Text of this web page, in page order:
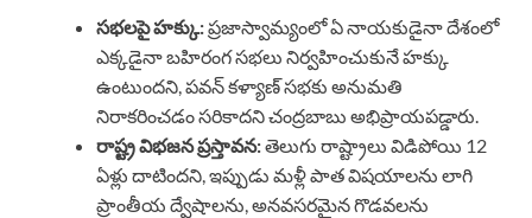
సభలపై హక్కు:ప్రజాస్వామ్యంలో ఏ నాయకుడైనా దేశంలో
ఎక్కడైనా బహిరంగ సభలు నిర్వహించుకునే హక్కు
ఉంటుందని, పవన్ కళ్యాణ్ సభకు అనుమతి
నిరాకరించడం సరికాదని చంద్రబాబు అభిప్రాయపడ్డారు.
రాష్ట్ర విభజన ప్రస్తావన:తెలుగు రాష్ట్రాలు విడిపోయి 12
ఏళ్లు దాటిందని, ఇప్పుడు మళ్లీ పాత విషయాలను లాగి
ప్రాంతీయ ద్వేషాలను, అనవసరమైన గొడవలను